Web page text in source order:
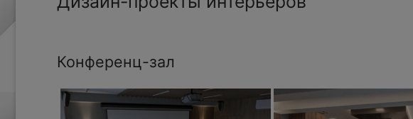
Конференц-зал